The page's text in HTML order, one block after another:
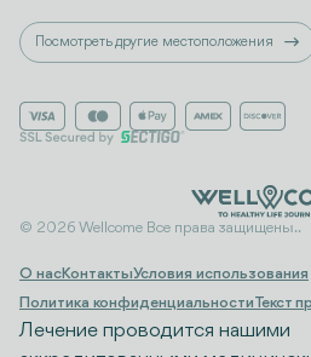
Посмотреть другие местоположения
© 2026 Wellcome Все права защищены..
О насКонтактыУсловия использования
Политика конфиденциальностиТекст
Лечение проводится нашими